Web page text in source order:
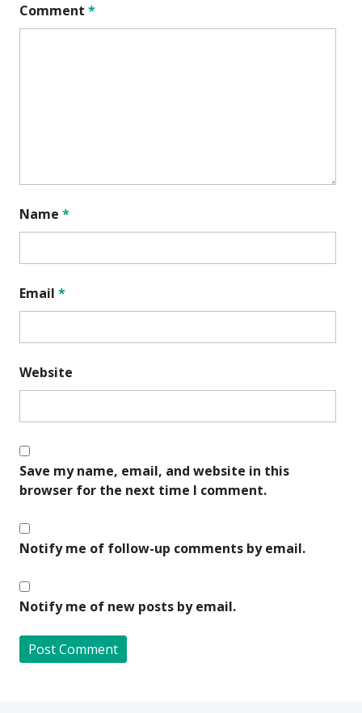
Comment *
Name *
Email *
Website
Save my name, email, and website in this
browser for the next time I comment.
Notify me of follow-up comments by email.
Notify me of new posts by email.